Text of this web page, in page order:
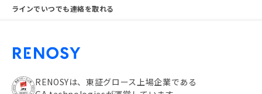
ラインでいつでも連絡を取れる
RENOSYは、東証グロース上場企業である